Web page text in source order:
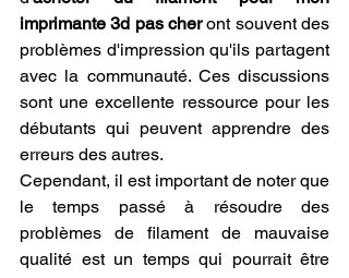
imprimante 3d pas cher ont souvent des
problèmes d'impression qu'ils partagent
avec la communauté. Ces discussions
sont une excellente ressource pour les
débutants qui peuvent apprendre des
erreurs des autres.
Cependant, il est important de noter que
le temps passé à résoudre des
problèmes de filament de mauvaise
qualité est un temps qui pourrait être